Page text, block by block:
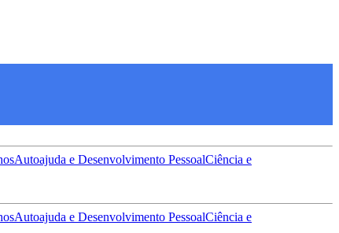
Autoajuda e Desenvolvimento PessoalCiência e
Autoajuda e Desenvolvimento PessoalCiência e